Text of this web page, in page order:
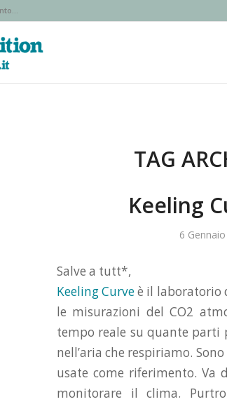
TAG
Keeling
6
Salve a tutt*,
Keeling Curveè il laboratorio
le misurazioni del CO2
tempo reale su quante parti
nell’aria che respiriamo.
usate come riferimento. Va
monitorare il clima.